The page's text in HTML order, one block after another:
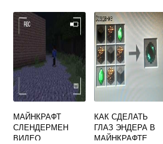
МАЙНКРАФТ
СЛЕНДЕРМЕН
ВИДЕО
КАК СДЕЛАТЬ
ГЛАЗ ЭНДЕРА В
МАЙНКРАФТЕ